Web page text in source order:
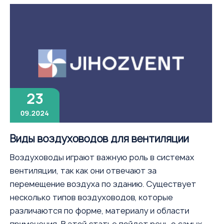
23
09.2024
Виды воздуховодов для вентиляции
Воздуховоды играют важную роль в системах
вентиляции, так как они отвечают за
перемещение воздуха по зданию. Существует
несколько типов воздуховодов, которые
различаются по форме, материалу и области